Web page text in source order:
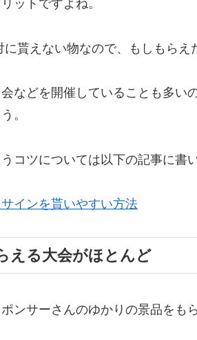
ットですよね。
貰えない物なので、もしもらえ
などを開催していることも多い
。
コツについては以下の記事に書
インを貰いやすい方法
える大会がほとんど
ンサーさんのゆかりの景品をも